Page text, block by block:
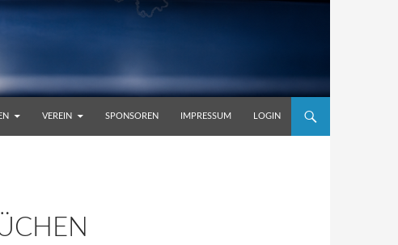
VEREIN SPONSOREN IMPRESSUM LOGIN